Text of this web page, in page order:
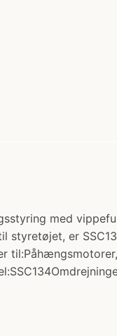
med
er